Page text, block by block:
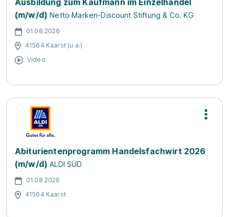
Ausbildung zum Kaufmann im Einzelhandel
(m/w/d) Netto Marken-Discount Stiftung & Co. KG
01.08.2026
41564 Kaarst (u.a.)
Video
Abiturientenprogramm Handelsfachwirt 2026
(m/w/d) ALDI SÜD
01.08.2026
41564 Kaarst